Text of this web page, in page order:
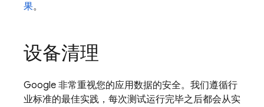
果。
设备清理
Google 非常重视您的应用数据的安全。我们遵循行
业标准的最佳实践，每次测试运行完毕之后都会从实